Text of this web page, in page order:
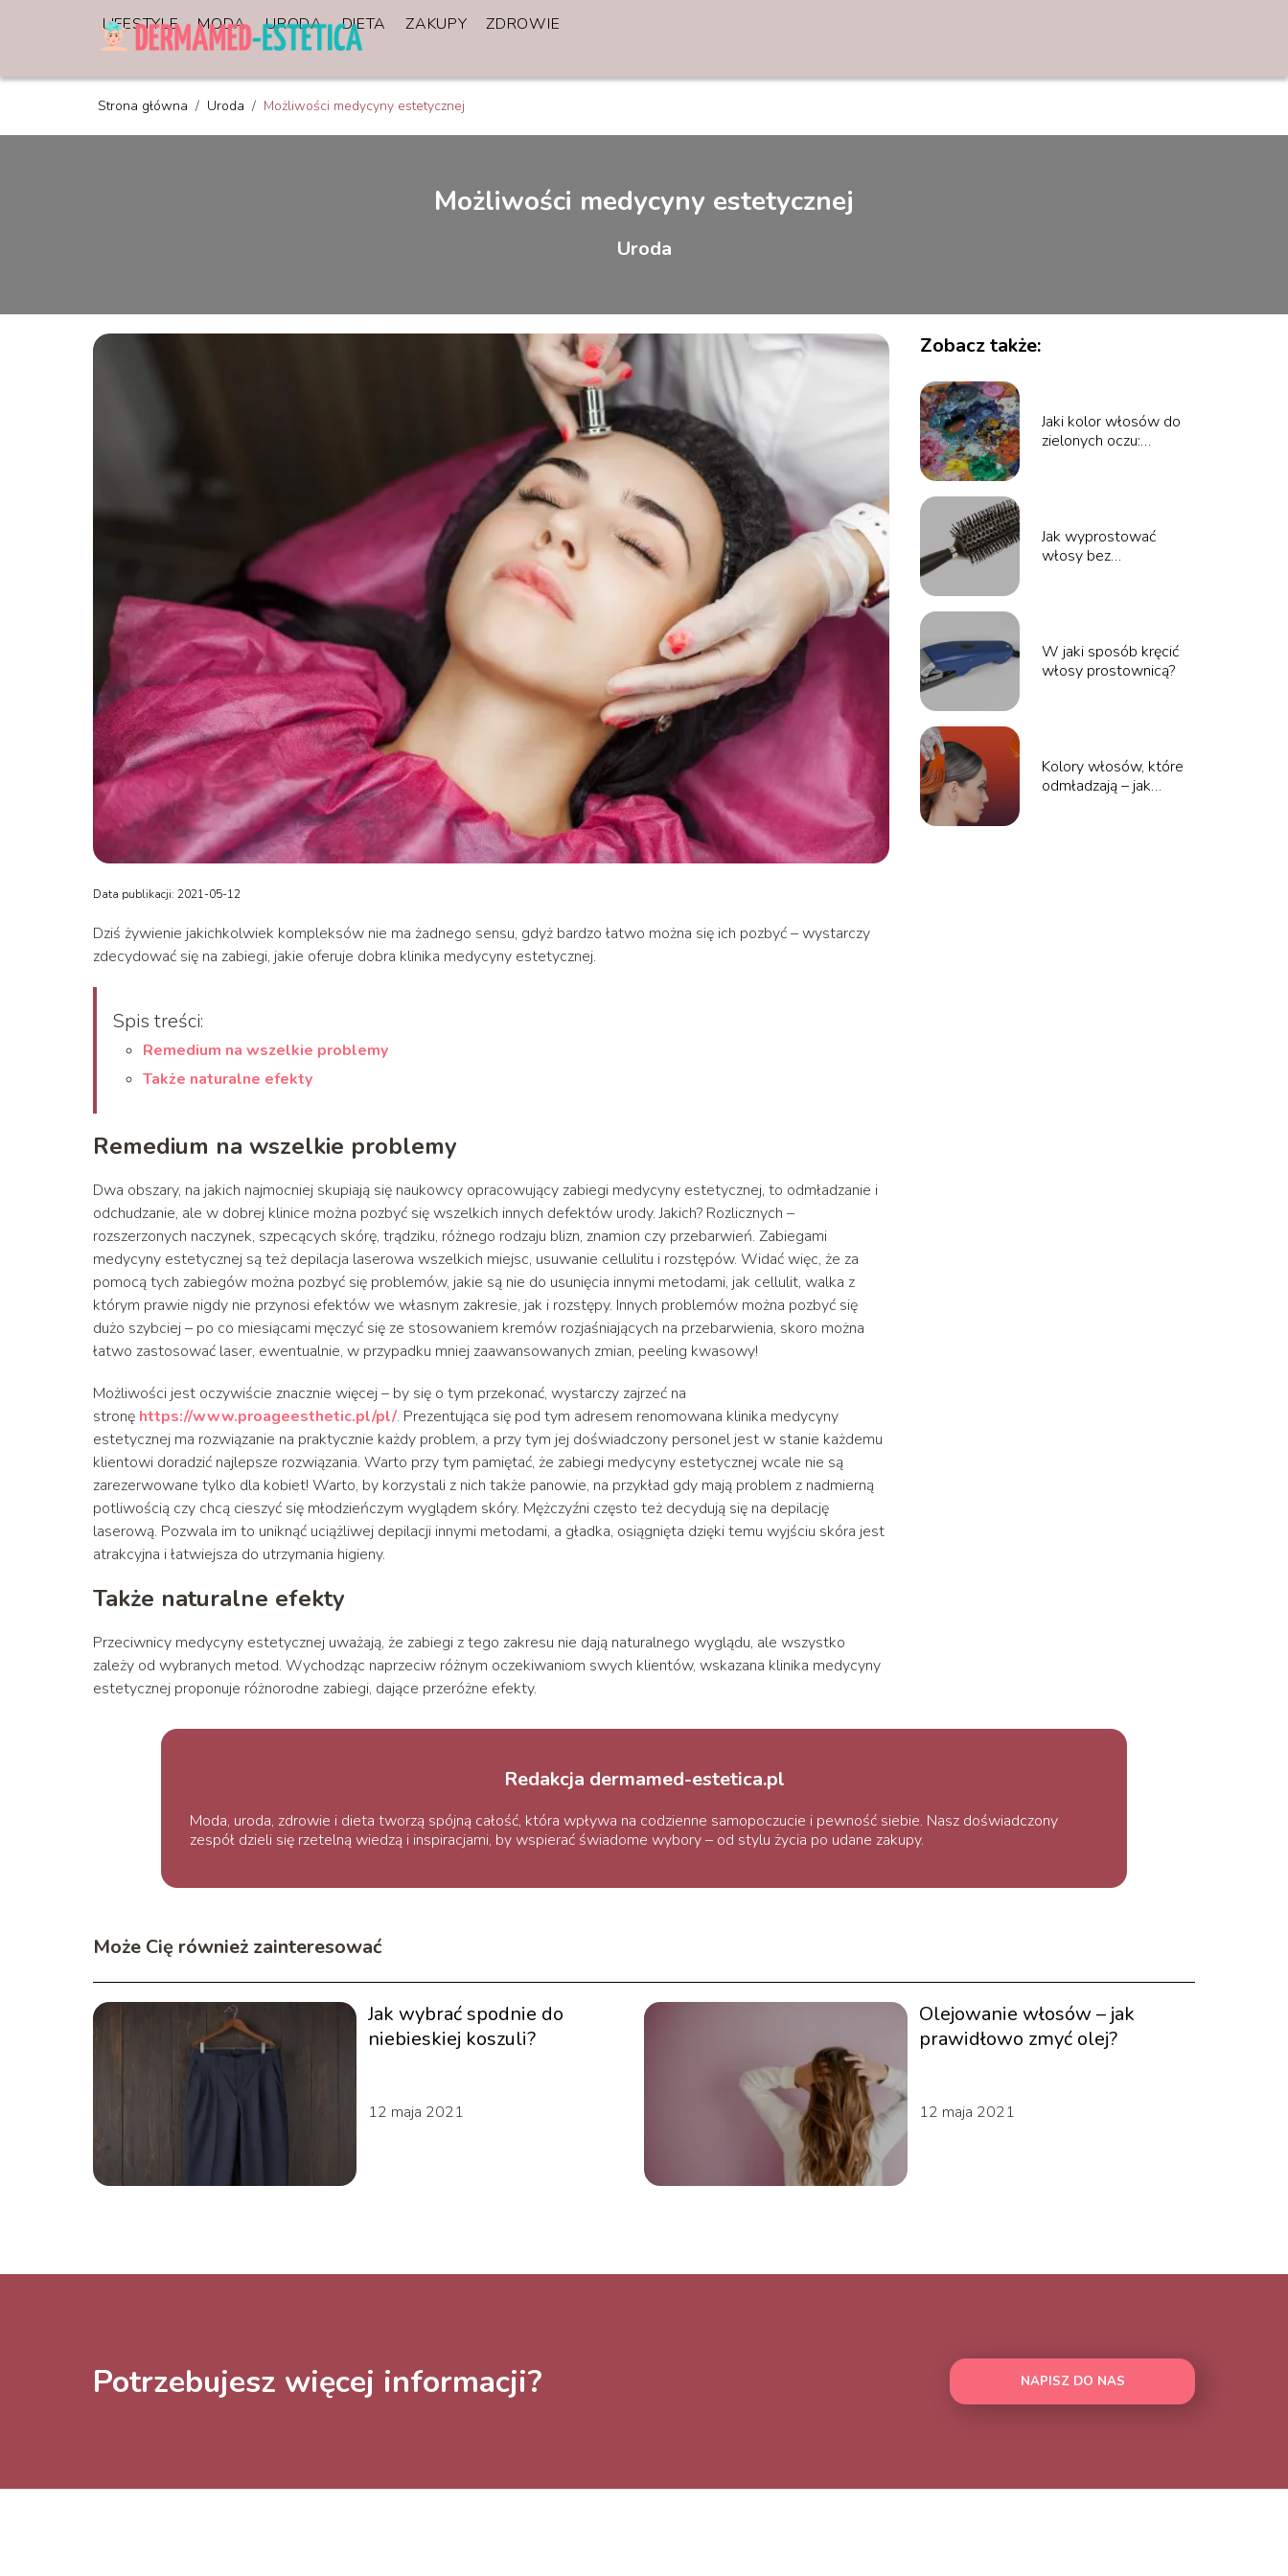
LIFESTYLE MODA URODA DIETA ZAKUPY ZDROWIE
Strona główna / Uroda / Możliwości medycyny estetycznej
Możliwości medycyny estetycznej
Uroda
Data publikacji: 2021-05-12
Dziś żywienie jakichkolwiek kompleksów nie ma żadnego sensu, gdyż bardzo łatwo można się ich pozbyć – wystarczy
zdecydować się na zabiegi, jakie oferuje dobra klinika medycyny estetycznej.
Spis treści:
Remedium na wszelkie problemy
Także naturalne efekty
Remedium na wszelkie problemy
Dwa obszary, na jakich najmocniej skupiają się naukowcy opracowujący zabiegi medycyny estetycznej, to odmładzanie i
odchudzanie, ale w dobrej klinice można pozbyć się wszelkich innych defektów urody. Jakich? Rozlicznych –
rozszerzonych naczynek, szpecących skórę, trądziku, różnego rodzaju blizn, znamion czy przebarwień. Zabiegami
medycyny estetycznej są też depilacja laserowa wszelkich miejsc, usuwanie cellulitu i rozstępów. Widać więc, że za
pomocą tych zabiegów można pozbyć się problemów, jakie są nie do usunięcia innymi metodami, jak cellulit, walka z
którym prawie nigdy nie przynosi efektów we własnym zakresie, jak i rozstępy. Innych problemów można pozbyć się
dużo szybciej – po co miesiącami męczyć się ze stosowaniem kremów rozjaśniających na przebarwienia, skoro można
łatwo zastosować laser, ewentualnie, w przypadku mniej zaawansowanych zmian, peeling kwasowy!
Możliwości jest oczywiście znacznie więcej – by się o tym przekonać, wystarczy zajrzeć na
stronę https://www.proageesthetic.pl/pl/. Prezentująca się pod tym adresem renomowana klinika medycyny
estetycznej ma rozwiązanie na praktycznie każdy problem, a przy tym jej doświadczony personel jest w stanie każdemu
klientowi doradzić najlepsze rozwiązania. Warto przy tym pamiętać, że zabiegi medycyny estetycznej wcale nie są
zarezerwowane tylko dla kobiet! Warto, by korzystali z nich także panowie, na przykład gdy mają problem z nadmierną
potliwością czy chcą cieszyć się młodzieńczym wyglądem skóry. Mężczyźni często też decydują się na depilację
laserową. Pozwala im to uniknąć uciążliwej depilacji innymi metodami, a gładka, osiągnięta dzięki temu wyjściu skóra jest
atrakcyjna i łatwiejsza do utrzymania higieny.
Także naturalne efekty
Przeciwnicy medycyny estetycznej uważają, że zabiegi z tego zakresu nie dają naturalnego wyglądu, ale wszystko
zależy od wybranych metod. Wychodząc naprzeciw różnym oczekiwaniom swych klientów, wskazana klinika medycyny
estetycznej proponuje różnorodne zabiegi, dające przeróżne efekty.
Zobacz także:
Jaki kolor włosów do
zielonych oczu:
Jak wyprostować
włosy bez
W jaki sposób kręcić
włosy prostownicą?
Kolory włosów, które
odmładzają – jak
Redakcja dermamed-estetica.pl
Moda, uroda, zdrowie i dieta tworzą spójną całość, która wpływa na codzienne samopoczucie i pewność siebie. Nasz doświadczony
zespół dzieli się rzetelną wiedzą i inspiracjami, by wspierać świadome wybory – od stylu życia po udane zakupy.
Może Cię również zainteresować
Jak wybrać spodnie do
niebieskiej koszuli?
12 maja 2021
Olejowanie włosów – jak
prawidłowo zmyć olej?
12 maja 2021
Potrzebujesz więcej informacji? NAPISZ DO NAS